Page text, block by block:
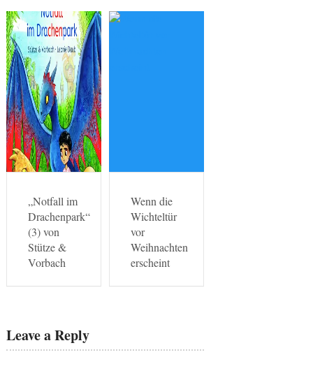
„Notfall im
Drachenpark“
(3) von
Stütze &
Vorbach
Wenn die
Wichteltür
vor
Weihnachten
erscheint
Leave a Reply